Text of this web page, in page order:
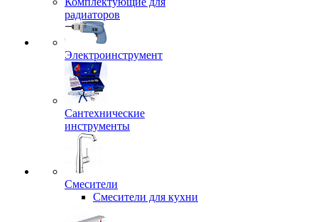
радиаторов
Электроинструмент
Сантехнические
инструменты
Смесители
Смесители для кухни